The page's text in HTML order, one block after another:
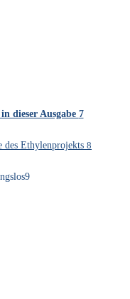
dieser Ausgabe 7
des Ethylenprojekts 8